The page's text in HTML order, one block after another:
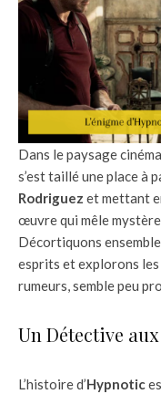
Dans le paysage
s’est taillé une place à
Rodriguez et mettant
œuvre qui mêle
Décortiquons
esprits et explorons les
rumeurs, semble peu
Un Détective
L’histoire d’Hypnotic